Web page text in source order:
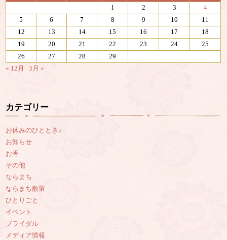
1
2 3
4
5
6 7 8 9 10
11
12
13 14 15 16 17
18
19
20 21 22 23 24
25
26
27 28
29
« 12月
3月 »
カテゴリー
お休みのひととき♪
お知らせ
お香
その他
ならまち
ならまち散策
ひとりごと
イベント
ブライダル
メディア情報